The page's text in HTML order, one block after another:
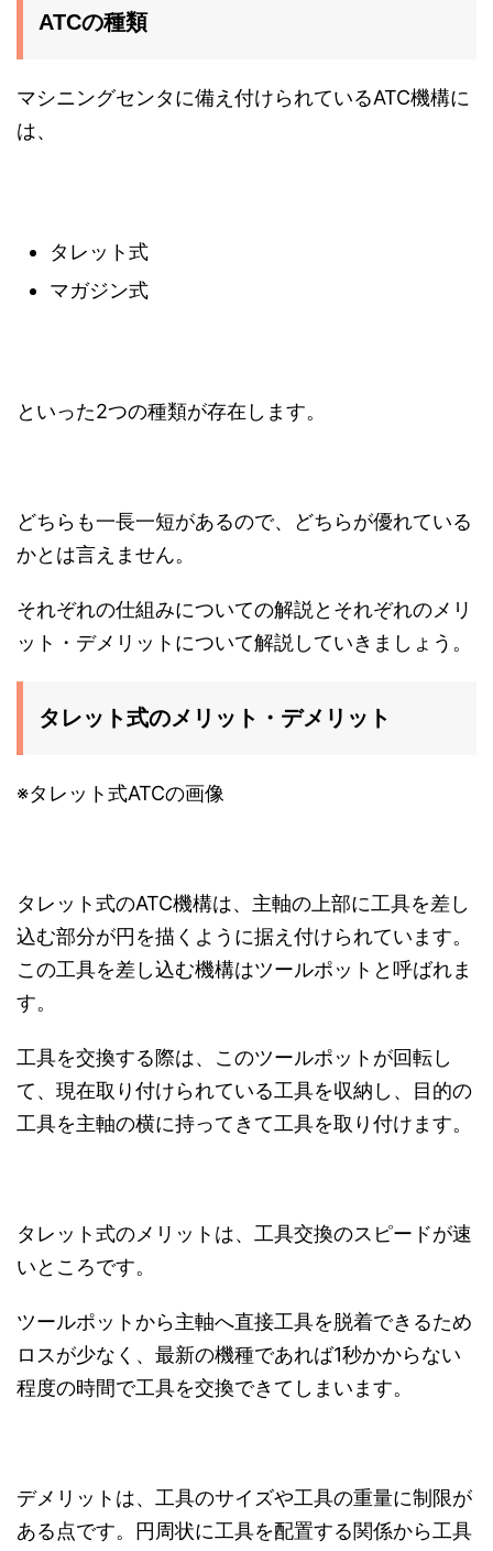
ATCの種類
マシニングセンタに備え付けられているATC機構に
は、
タレット式
マガジン式
といった2つの種類が存在します。
どちらも一長一短があるので、どちらが優れている
かとは言えません。
それぞれの仕組みについての解説とそれぞれのメリ
ット・デメリットについて解説していきましょう。
タレット式のメリット・デメリット
※タレット式ATCの画像
タレット式のATC機構は、主軸の上部に工具を差し
込む部分が円を描くように据え付けられています。
この工具を差し込む機構はツールポットと呼ばれま
す。
工具を交換する際は、このツールポットが回転し
て、現在取り付けられている工具を収納し、目的の
工具を主軸の横に持ってきて工具を取り付けます。
タレット式のメリットは、工具交換のスピードが速
いところです。
ツールポットから主軸へ直接工具を脱着できるため
ロスが少なく、最新の機種であれば1秒かからない
程度の時間で工具を交換できてしまいます。
デメリットは、工具のサイズや工具の重量に制限が
ある点です。円周状に工具を配置する関係から工具